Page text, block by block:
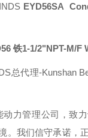
EYD56SA
铁1-1/2"NPT-M/F
总代理-Kunshan
动力管理公司，致
。我们信守承诺，